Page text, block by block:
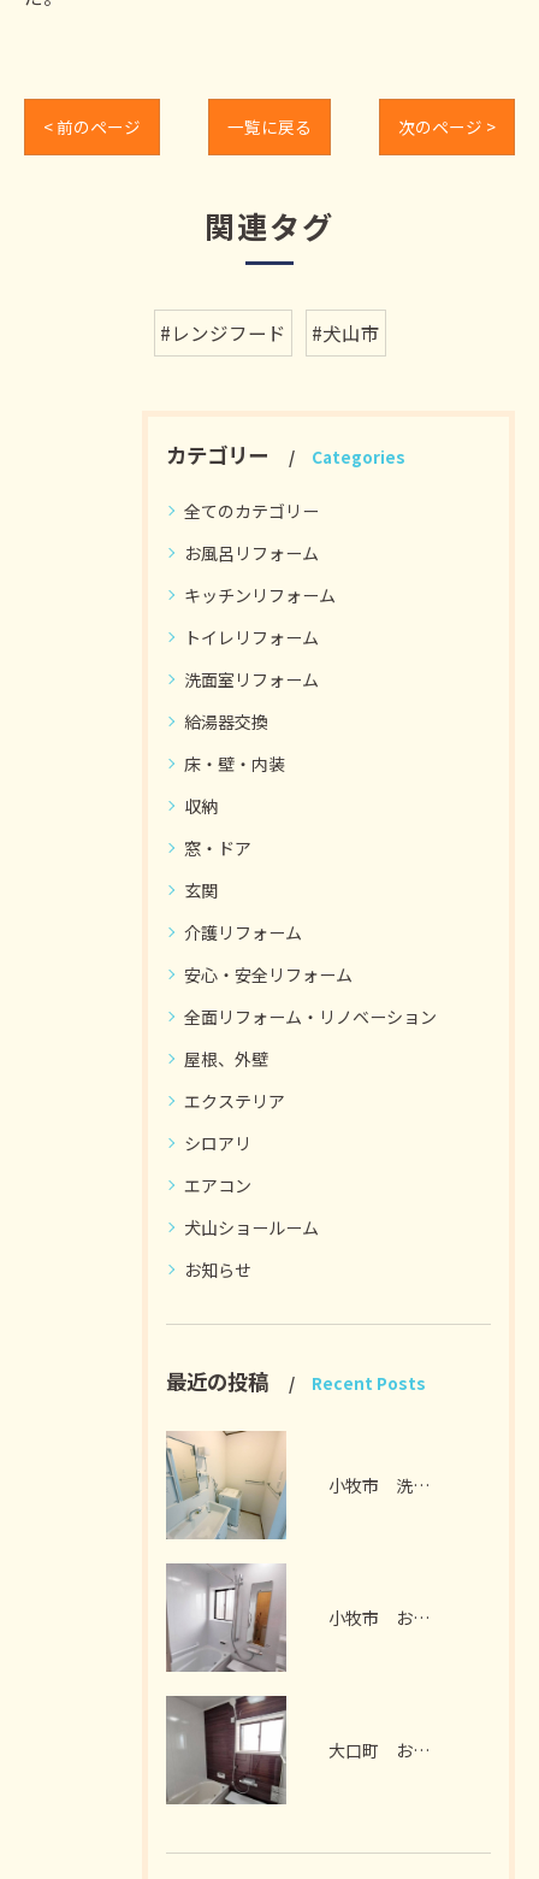
< 前のページ 一覧に戻る 次のページ >
関連タグ
#レンジフード #犬山市
カテゴリー Categories
全てのカテゴリー
お風呂リフォーム
キッチンリフォーム
トイレリフォーム
洗面室リフォーム
給湯器交換
床・壁・内装
収納
窓・ドア
玄関
介護リフォーム
安心・安全リフォーム
全面リフォーム・リノベーション
屋根、外壁
エクステリア
シロアリ
エアコン
犬山ショールーム
お知らせ
最近の投稿 Recent Posts
小牧市 洗面脱衣室リフォーム I様邸 2026年7月
小牧市 お風呂リフォーム I様邸 2026年7月
大口町 お風呂リフォーム M様邸 2026年7月